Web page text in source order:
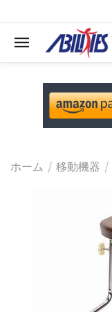
ホーム / 移動機器 /